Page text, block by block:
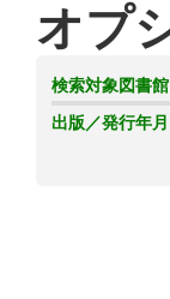
オプ
検索対象図書館
出版／発行年月